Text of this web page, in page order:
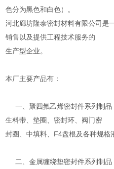
色分为黑色和白色）。
河北廊坊隆泰密封材料有限公司是
销售以及提供工程技术服务的
生产型企业。
本厂主要产品有：
一、聚四氟乙烯密封件系列制品
生料带、垫圈、密封环、阀门密
封圈、中填料、F4盘根及各种规格
二、金属缠绕垫密封件系列制品